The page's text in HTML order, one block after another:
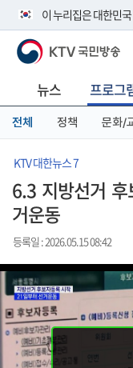
이 누리집은 대한민
공식 누리집 주소 확인
니다.
이밖에 or.kr 또는 .kr
서 도메인 주소를 확인
KTV 국민방송
뉴스 프로그
전체 정책 문화/
KTV 대한뉴스 7
6.3 지방선거
거운동
등록일 : 2026.05.15 08:42